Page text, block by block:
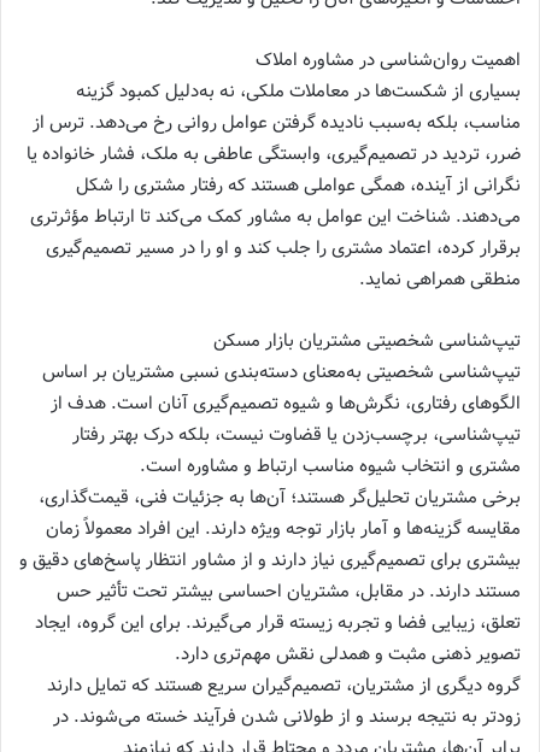
اهمیت روان‌شناسی در مشاوره املاک
بسیاری از شکست‌ها در معاملات ملکی، نه به‌دلیل کمبود گزینه
مناسب، بلکه به‌سبب نادیده گرفتن عوامل روانی رخ می‌دهد. ترس از
ضرر، تردید در تصمیم‌گیری، وابستگی عاطفی به ملک، فشار خانواده یا
نگرانی از آینده، همگی عواملی هستند که رفتار مشتری را شکل
می‌دهند. شناخت این عوامل به مشاور کمک می‌کند تا ارتباط مؤثرتری
برقرار کرده، اعتماد مشتری را جلب کند و او را در مسیر تصمیم‌گیری
منطقی همراهی نماید.
تیپ‌شناسی شخصیتی مشتریان بازار مسکن
تیپ‌شناسی شخصیتی به‌معنای دسته‌بندی نسبی مشتریان بر اساس
الگوهای رفتاری، نگرش‌ها و شیوه تصمیم‌گیری آنان است. هدف از
تیپ‌شناسی، برچسب‌زدن یا قضاوت نیست، بلکه درک بهتر رفتار
مشتری و انتخاب شیوه مناسب ارتباط و مشاوره است.
برخی مشتریان تحلیل‌گر هستند؛ آن‌ها به جزئیات فنی، قیمت‌گذاری،
مقایسه گزینه‌ها و آمار بازار توجه ویژه دارند. این افراد معمولاً زمان
بیشتری برای تصمیم‌گیری نیاز دارند و از مشاور انتظار پاسخ‌های دقیق و
مستند دارند. در مقابل، مشتریان احساسی بیشتر تحت تأثیر حس
تعلق، زیبایی فضا و تجربه زیسته قرار می‌گیرند. برای این گروه، ایجاد
تصویر ذهنی مثبت و همدلی نقش مهم‌تری دارد.
گروه دیگری از مشتریان، تصمیم‌گیران سریع هستند که تمایل دارند
زودتر به نتیجه برسند و از طولانی شدن فرآیند خسته می‌شوند. در